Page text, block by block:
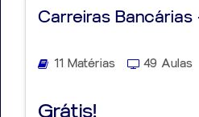
Carreiras Bancárias
11 Matérias 49 Aulas
Grátis!